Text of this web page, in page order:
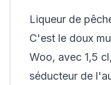
Liqueur de
C'est le doux
Woo, avec 1,5
séducteur de